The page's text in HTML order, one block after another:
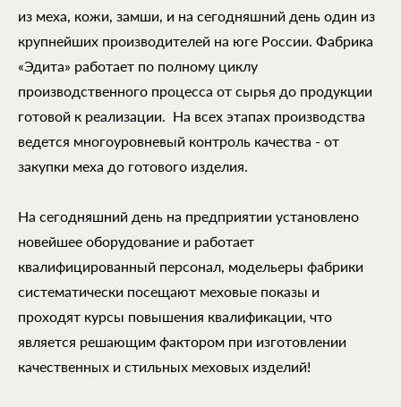
из меха, кожи, замши, и на сегодняшний день один из
крупнейших производителей на юге России. Фабрика
«Эдита» работает по полному циклу
производственного процесса от сырья до продукции
готовой к реализации. На всех этапах производства
ведется многоуровневый контроль качества - от
закупки меха до готового изделия.
На сегодняшний день на предприятии установлено
новейшее оборудование и работает
квалифицированный персонал, модельеры фабрики
систематически посещают меховые показы и
проходят курсы повышения квалификации, что
является решающим фактором при изготовлении
качественных и стильных меховых изделий!